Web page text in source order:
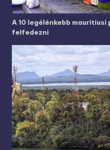
A 10 legélénkebb mauritiusi
felfedezni